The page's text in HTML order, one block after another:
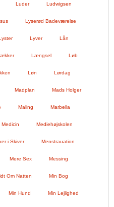
Luder Ludwigsen
Lyserød Badeværelse
Lyver Lån
Længsel Løb
Løn Lørdag
Madplan Mads Holger
Maling Marbella
Medicin Mediehøjskolen
i Skiver Menstrauation
Mere Sex Messing
Om Natten Min Bog
Min Hund Min Lejlighed